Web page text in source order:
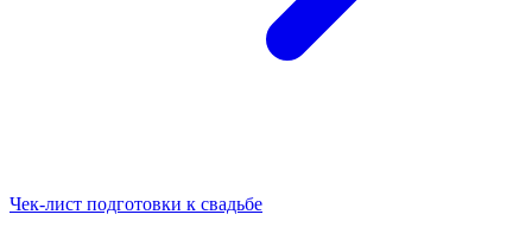
Чек-лист подготовки к свадьбе